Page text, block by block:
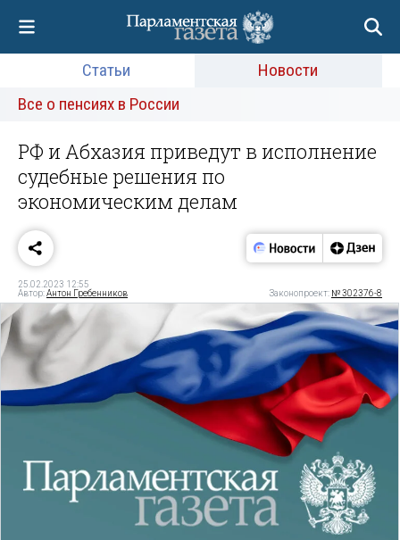
Статьи
Новости
Все о пенсиях в России
РФ и Абхазия приведут в исполнение
судебные решения по
экономическим делам
25.02.2023 12:55
Автор:Антон Гребенников Законопроект: № 302376-8